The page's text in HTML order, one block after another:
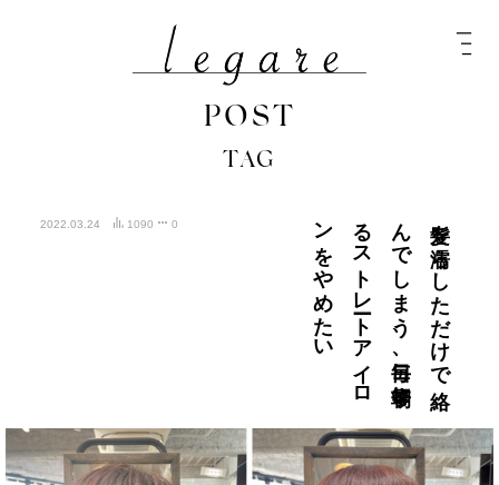
POST
TAG
2022.03.24 1090 0 髪を
濡ら
し
た
だ
け
で
絡
ん
で
し
ま
う
、
毎日、
毎朝す
る
ス
ト
レ
ート
ア
イ
ロ
ン
を
や
め
た
い